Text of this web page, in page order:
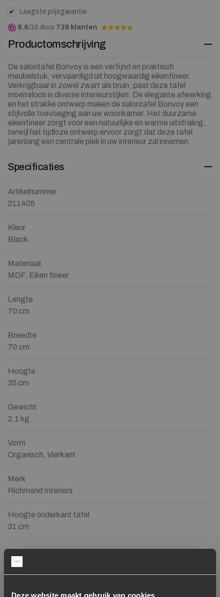
Deze website maakt gebruik van cookies
Laagste prijsgarantie
8.6/10 door 739 klanten
Productomschrijving
De salontafel Bonvoy is een verfijnd en praktisch
meubelstuk, vervaardigd uit hoogwaardig eikenfineer.
Verkrijgbaar in zowel zwart als bruin, past deze tafel
moeiteloos in diverse interieurstijlen. De elegante afwerking
en het strakke ontwerp maken de salontafel Bonvoy een
stijlvolle toevoeging aan uw woonkamer. Het duurzame
eikenfineer zorgt voor een natuurlijke en warme uitstraling,
terwijl het tijdloze ontwerp ervoor zorgt dat deze tafel
jarenlang een centrale plek in uw interieur zal innemen.
Specificaties
Artikelnummer
211405
Kleur
Black
Materiaal
MDF, Eiken fineer
Lengte
70 cm
Breedte
70 cm
Hoogte
35 cm
Gewicht
2,1 kg
Vorm
Organisch, Vierkant
Merk
Richmond Interiors
Hoogte onderkant tafel
31 cm